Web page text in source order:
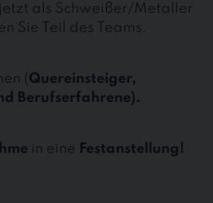
jetzt als Schweißer/Metaller
Sie Teil des Teams.
(Quereinsteiger,
Berufserfahrene).
in eine Festanstellung!